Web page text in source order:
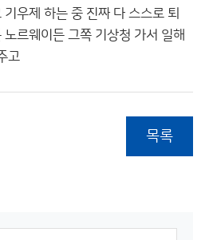
우제 하는 중 진짜 다 스스로 퇴
르웨이든 그쪽 기상청 가서 일해
고
목록